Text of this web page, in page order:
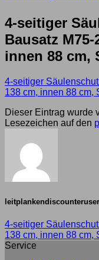
4-seitiger
Bausatz M75-
innen 88 cm,
4-seitiger
138 cm, innen 88 cm,
Dieser Eintrag wurde
Lesezeichen auf den
leitplankendiscounteruser
4-seitiger
138 cm, innen 88 cm,
Service